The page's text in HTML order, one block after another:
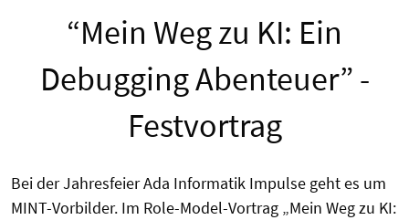
“Mein Weg zu KI: Ein
Debugging Abenteuer” -
Festvortrag
Bei der Jahresfeier Ada Informatik Impulse geht es um
MINT-Vorbilder. Im Role-Model-Vortrag „Mein Weg zu KI: